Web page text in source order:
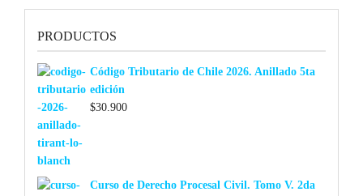
PRODUCTOS
Código Tributario de Chile 2026. Anillado 5ta
edición
$30.900
Curso de Derecho Procesal Civil. Tomo V. 2da